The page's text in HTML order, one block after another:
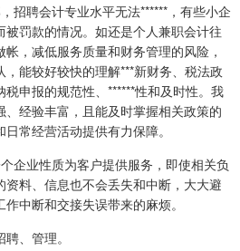
招聘会计专业水平无法******，有些小企
罚款的情况。如还是个人兼职会计往
，减低服务质量和财务管理的风险，
能较好较快的理解***新财务、税法政
申报的规范性、******性和及时性。我
经验丰富，且能及时掌握相关政策的
常经营活动提供有力保障。
企业性质为客户提供服务，即使相关负
料、信息也不会丢失和中断，大大避
中断和交接失误带来的麻烦。
、管理。